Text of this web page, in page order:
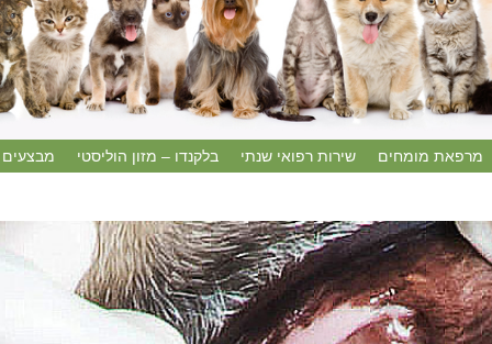
מרפאת מומחים שירות רפואי שנתי בלקנדו – מזון הוליסטי